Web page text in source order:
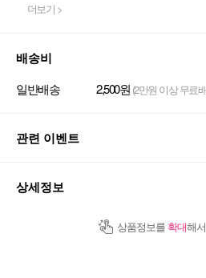
더보기 >
배송비
일반배송 2,500원 (2만원 이상 무료
관련 이벤트
상세정보
상품정보를 확대해